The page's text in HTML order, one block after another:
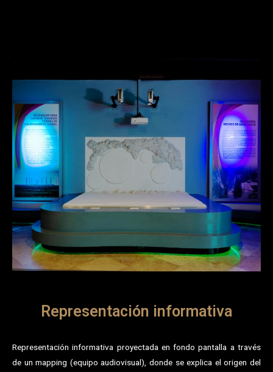
Representación informativa
Representación informativa proyectada en fondo pantalla a través
de un mapping (equipo audiovisual), donde se explica el origen del